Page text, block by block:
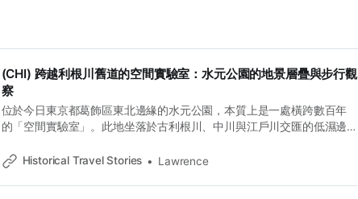
(CHI) 跨越利根川舊道的空間實驗室：水元公園的地景層疊與步行觀
察
位於今日東京都葛飾區東北邊緣的水元公園，本質上是一處橫跨數百年
的「空間實驗室」。此地坐落於古利根川、中川與江戶川交匯的低濕邊
試驗場。今日的步行觀察不應只是對風景的消費，而是一場對「土地如
Historical Travel Stories Lawrence